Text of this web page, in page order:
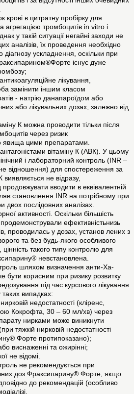
крові в цитратну пробірку для
агрегацією тромбоцитів in vitro і
у такій ситуації негайні заходи не
аналізів, їх проведення необхідно
ускладнення, оскільки при
існує дуже
лікування,
замінити іншим класом
- натрію данапароїдом або
або лікувальних дозах, залежно від
К можна проводити тільки після
через ризик
явища цими препаратами.
вітаміну К (АВК). У цьому
і лабораторний контроль (INR –
відношення) для спостереження за
не відразу,
вводити в еквівалентній
становлення INR на потрібному при
двох послідовних аналізах.
активності. Оскільки більшість
ефективністьнизь
проводилась у дозах, установ лених з
та без будь-якого особливого
такого типу контролю для
невстановлена.
шляхом визначення анти-Ха-
бути корисним при ризику розвитку
під час курсового лікування
випадках:
недостатності (кліренс,
Кокрофта, 30 – 60 мл/хв) через
нирками може виникнути
тяжкій нирковій недостатності
Форте протипоказано);
виснаженні та ожирінні;
не відомі.
не рекомендується при
доз Фраксипарину® Форте, якщо
до рекомендацій (особливо